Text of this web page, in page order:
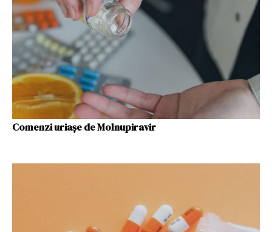
Comenzi uriașe de Molnupiravir